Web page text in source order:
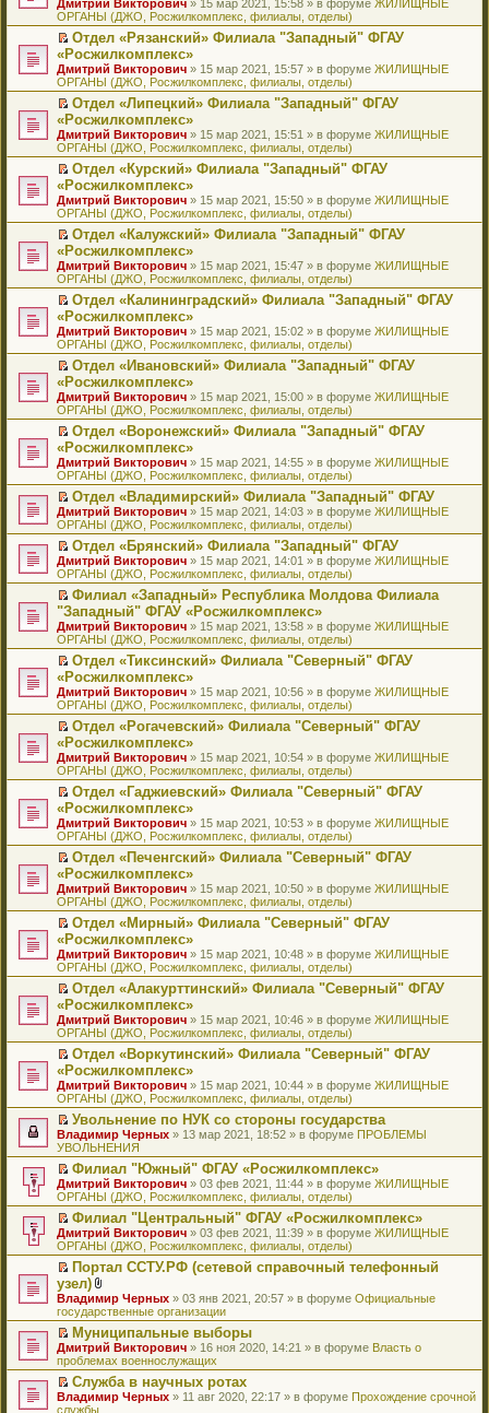
ю
б
щ
е
н
ю
м
у
с
о
б
щ
е
н
ю
т
а
н
н
м
у
с
о
б
щ
е
н
ю
п
р
о
ч
т
а
н
н
м
у
с
о
б
щ
е
н
ю
о
м
у
н
п
р
о
ч
т
а
н
н
м
у
с
о
б
щ
е
н
ю
к
п
е
р
о
м
у
н
п
р
о
ч
т
а
н
н
м
у
с
о
б
щ
е
н
ю
р
е
й
т
к
п
е
р
о
м
у
н
п
р
о
ч
т
а
н
н
м
у
с
о
б
щ
е
н
ю
Дмитрий Викторович » 15 мар 2021, 15:58 » в форуме ЖИЛИЩНЫЕ
ОРГАНЫ (ДЖО, Росжилкомплекс, филиалы, отделы)
П
р
е
й
т
к
п
е
р
о
м
у
н
п
р
о
ч
т
а
н
н
м
у
с
о
б
щ
е
н
и
ю
Отдел «Рязанский» Филиала "Западный" ФГАУ
«Росжилкомплекс»
Дмитрий Викторович » 15 мар 2021, 15:57 » в форуме ЖИЛИЩНЫЕ
ОРГАНЫ (ДЖО, Росжилкомплекс, филиалы, отделы)
П
р
е
й
т
к
п
е
р
о
м
у
н
п
р
о
ч
т
а
н
н
м
у
с
о
о
б
щ
е
н
и
ю
Отдел «Липецкий» Филиала "Западный" ФГАУ
«Росжилкомплекс»
Дмитрий Викторович » 15 мар 2021, 15:51 » в форуме ЖИЛИЩНЫЕ
ОРГАНЫ (ДЖО, Росжилкомплекс, филиалы, отделы)
П
р
е
й
т
к
п
е
р
о
м
у
н
п
р
о
ч
т
а
н
н
о
м
у
с
о
о
б
щ
е
н
и
ю
Отдел «Курский» Филиала "Западный" ФГАУ
«Росжилкомплекс»
Дмитрий Викторович » 15 мар 2021, 15:50 » в форуме ЖИЛИЩНЫЕ
ОРГАНЫ (ДЖО, Росжилкомплекс, филиалы, отделы)
П
р
е
й
т
к
п
е
р
о
м
у
н
п
р
о
ч
и
т
а
н
н
о
м
у
с
о
о
б
щ
е
н
и
ю
Отдел «Калужский» Филиала "Западный" ФГАУ
«Росжилкомплекс»
Дмитрий Викторович » 15 мар 2021, 15:47 » в форуме ЖИЛИЩНЫЕ
ОРГАНЫ (ДЖО, Росжилкомплекс, филиалы, отделы)
П
р
е
й
т
к
п
е
р
о
м
у
н
е
п
р
о
ч
и
т
а
н
н
о
м
у
с
о
о
б
щ
е
н
и
ю
Отдел «Калининградский» Филиала "Западный" ФГАУ
«Росжилкомплекс»
Дмитрий Викторович » 15 мар 2021, 15:02 » в форуме ЖИЛИЩНЫЕ
ОРГАНЫ (ДЖО, Росжилкомплекс, филиалы, отделы)
П
р
е
й
т
к
п
е
р
в
о
м
у
н
е
п
р
о
ч
и
т
а
н
н
о
м
у
с
о
о
б
щ
е
н
и
ю
Отдел «Ивановский» Филиала "Западный" ФГАУ
«Росжилкомплекс»
Дмитрий Викторович » 15 мар 2021, 15:00 » в форуме ЖИЛИЩНЫЕ
ОРГАНЫ (ДЖО, Росжилкомплекс, филиалы, отделы)
П
р
е
й
т
и
к
п
е
р
в
о
м
у
н
е
п
р
о
ч
и
т
а
н
н
о
м
у
с
о
о
б
щ
е
н
и
ю
Отдел «Воронежский» Филиала "Западный" ФГАУ
«Росжилкомплекс»
Дмитрий Викторович » 15 мар 2021, 14:55 » в форуме ЖИЛИЩНЫЕ
ОРГАНЫ (ДЖО, Росжилкомплекс, филиалы, отделы)
П
е
р
е
й
т
и
к
п
е
р
в
о
м
у
н
е
п
р
о
ч
и
т
а
н
н
о
м
у
с
о
о
б
щ
е
н
и
ю
Отдел «Владимирский» Филиала "Западный" ФГАУ
Дмитрий Викторович » 15 мар 2021, 14:03 » в форуме ЖИЛИЩНЫЕ
ОРГАНЫ (ДЖО, Росжилкомплекс, филиалы, отделы)
П
е
р
е
й
т
и
к
п
е
р
в
о
м
у
н
е
п
р
о
ч
и
т
а
н
н
о
м
у
с
о
о
б
щ
е
н
и
ю
Отдел «Брянский» Филиала "Западный" ФГАУ
Дмитрий Викторович » 15 мар 2021, 14:01 » в форуме ЖИЛИЩНЫЕ
ОРГАНЫ (ДЖО, Росжилкомплекс, филиалы, отделы)
П
е
р
е
й
т
к
п
е
р
о
м
у
н
п
р
о
ч
т
а
н
н
м
у
с
о
б
щ
е
н
ю
Филиал «Западный» Республика Молдова Филиала
"Западный" ФГАУ «Росжилкомплекс»
Дмитрий Викторович » 15 мар 2021, 13:58 » в форуме ЖИЛИЩНЫЕ
ОРГАНЫ (ДЖО, Росжилкомплекс, филиалы, отделы)
П
р
е
й
т
к
п
е
р
о
м
у
н
п
р
о
ч
т
а
н
н
м
у
с
о
б
щ
е
н
и
ю
Отдел «Тиксинский» Филиала "Северный" ФГАУ
«Росжилкомплекс»
Дмитрий Викторович » 15 мар 2021, 10:56 » в форуме ЖИЛИЩНЫЕ
ОРГАНЫ (ДЖО, Росжилкомплекс, филиалы, отделы)
П
р
е
й
т
к
п
е
р
о
м
у
н
п
р
о
ч
т
а
н
н
м
у
с
о
о
б
щ
е
н
и
ю
Отдел «Рогачевский» Филиала "Северный" ФГАУ
«Росжилкомплекс»
Дмитрий Викторович » 15 мар 2021, 10:54 » в форуме ЖИЛИЩНЫЕ
ОРГАНЫ (ДЖО, Росжилкомплекс, филиалы, отделы)
П
р
е
й
т
к
п
е
р
о
м
у
н
п
р
о
ч
т
а
н
н
о
м
у
с
о
о
б
щ
е
н
и
ю
Отдел «Гаджиевский» Филиала "Северный" ФГАУ
«Росжилкомплекс»
Дмитрий Викторович » 15 мар 2021, 10:53 » в форуме ЖИЛИЩНЫЕ
ОРГАНЫ (ДЖО, Росжилкомплекс, филиалы, отделы)
П
р
е
й
т
к
п
е
р
о
м
у
н
п
р
о
ч
и
т
а
н
н
о
м
у
с
о
о
б
щ
е
н
и
ю
Отдел «Печенгский» Филиала "Северный" ФГАУ
«Росжилкомплекс»
Дмитрий Викторович » 15 мар 2021, 10:50 » в форуме ЖИЛИЩНЫЕ
ОРГАНЫ (ДЖО, Росжилкомплекс, филиалы, отделы)
П
р
е
й
т
к
п
е
р
о
м
у
н
е
п
р
о
ч
и
т
а
н
н
о
м
у
с
о
о
б
щ
е
н
и
Отдел «Мирный» Филиала "Северный" ФГАУ
«Росжилкомплекс»
Дмитрий Викторович » 15 мар 2021, 10:48 » в форуме ЖИЛИЩНЫЕ
ОРГАНЫ (ДЖО, Росжилкомплекс, филиалы, отделы)
П
р
е
й
т
к
п
е
р
в
о
м
у
н
е
п
р
о
ч
и
т
а
н
н
о
м
у
с
о
о
Отдел «Алакурттинский» Филиала "Северный" ФГАУ
«Росжилкомплекс»
Дмитрий Викторович » 15 мар 2021, 10:46 » в форуме ЖИЛИЩНЫЕ
ОРГАНЫ (ДЖО, Росжилкомплекс, филиалы, отделы)
П
р
е
й
т
и
к
п
е
р
в
о
м
у
н
е
п
р
о
ч
и
т
а
н
н
о
Отдел «Воркутинский» Филиала "Северный" ФГАУ
«Росжилкомплекс»
Дмитрий Викторович » 15 мар 2021, 10:44 » в форуме ЖИЛИЩНЫЕ
ОРГАНЫ (ДЖО, Росжилкомплекс, филиалы, отделы)
П
е
р
е
й
т
и
к
п
е
р
в
о
м
у
н
е
п
р
о
ч
и
Увольнение по НУК со стороны государства
Владимир Черных » 13 мар 2021, 18:52 » в форуме ПРОБЛЕМЫ
УВОЛЬНЕНИЯ
П
е
р
е
й
т
и
к
п
е
р
в
о
м
у
н
е
п
Филиал "Южный" ФГАУ «Росжилкомплекс»
Дмитрий Викторович » 03 фев 2021, 11:44 » в форуме ЖИЛИЩНЫЕ
ОРГАНЫ (ДЖО, Росжилкомплекс, филиалы, отделы)
П
е
р
й
т
и
к
п
е
р
в
о
м
Филиал "Центральный" ФГАУ «Росжилкомплекс»
Дмитрий Викторович » 03 фев 2021, 11:39 » в форуме ЖИЛИЩНЫЕ
ОРГАНЫ (ДЖО, Росжилкомплекс, филиалы, отделы)
П
е
р
е
й
т
и
к
п
е
р
Портал ССТУ.РФ (сетевой справочный телефонный
узел)
В
л
о
ж
е
н
и
я
Владимир Черных » 03 янв 2021, 20:57 » в форуме Официальные
государственные организации
П
е
р
е
й
т
Муниципальные выборы
Дмитрий Викторович » 16 ноя 2020, 14:21 » в форуме Власть о
проблемах военнослужащих
П
е
Служба в научных ротах
Владимир Черных » 11 авг 2020, 22:17 » в форуме Прохождение срочной
службы